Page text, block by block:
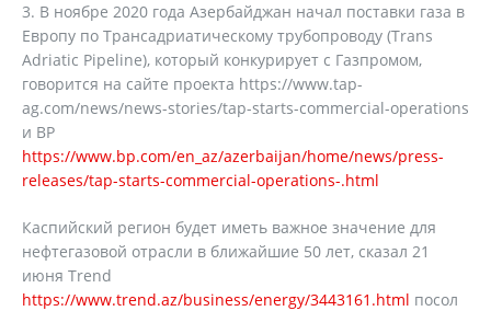
3. В ноябре 2020 года Азербайджан начал поставки газа в
Европу по Трансадриатическому трубопроводу (Trans
Adriatic Pipeline), который конкурирует с Газпромом,
говорится на сайте проекта https://www.tap-
ag.com/news/news-stories/tap-starts-commercial-operations
и BP
https://www.bp.com/en_az/azerbaijan/home/news/press-
releases/tap-starts-commercial-operations-.html
Каспийский регион будет иметь важное значение для
нефтегазовой отрасли в ближайшие 50 лет, сказал 21
июня Trend
https://www.trend.az/business/energy/3443161.html посол